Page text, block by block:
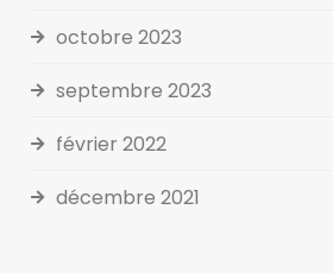
octobre 2023
septembre 2023
février 2022
décembre 2021